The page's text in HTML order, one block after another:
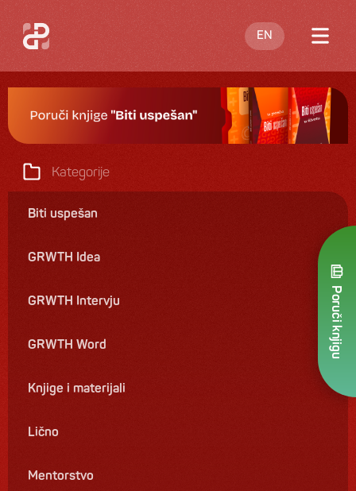
EN
O meni
Blog
Knjige
Kontakt
Poruči knjigu
Kategorije
Biti uspešan
GRWTH Idea
GRWTH Intervju
GRWTH Word
Knjige i materijali
Lično
Mentorstvo